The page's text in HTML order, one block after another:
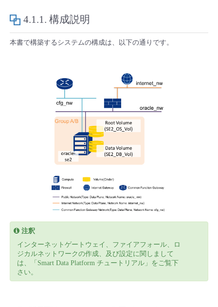
管理機能
サポート
すべてのメニューを見る
IoT
サポート
すべてのメニューを見る
- ユーザー機能の管理
- 登録情報の管理
- APIリファレンス
■ 基本構築ガイド
- クラウド / サーバー
- Flexible InterConnect
- Flexible Remote Access
- vUTM2
- データと分析
- マルチクラウド利用
- リモートワーク
- ITインフラストラクチャー
故障/メンテナンス履歴
定期メンテナンス
パートナー
販売パートナー向けプログラム
トレーニング/操作動画
4.1.1. 構成説明
本書で構築するシステムの構成は、以下の通りです。
注釈
インターネットゲートウェイ、ファイアフォール、ロ
ジカルネットワークの作成、及び設定に関しまして
は、「Smart Data Platform チュートリアル」をご覧下
さい。